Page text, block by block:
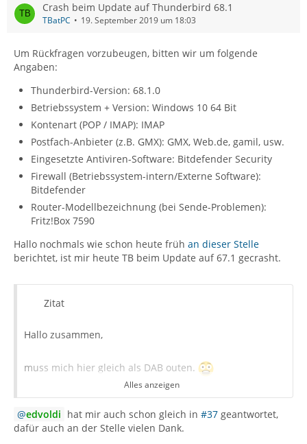
Crash beim Update auf Thunderbird 68.1
TBatPC 19. September 2019 um 18:03
Um Rückfragen vorzubeugen, bitten wir um folgende
Angaben:
Thunderbird-Version: 68.1.0
Betriebssystem + Version: Windows 10 64 Bit
Kontenart (POP / IMAP): IMAP
Postfach-Anbieter (z.B. GMX): GMX, Web.de, gamil, usw.
Eingesetzte Antiviren-Software: Bitdefender Security
Firewall (Betriebssystem-intern/Externe Software):
Bitdefender
Router-Modellbezeichnung (bei Sende-Problemen):
Fritz!Box 7590
Hallo nochmals wie schon heute früh an dieser Stelle
berichtet, ist mir heute TB beim Update auf 67.1 gecrasht.
Zitat
Hallo zusammen,
muss mich hier gleich als DAB outen.
Update angeboten wurde habe ich dies gleich installiert.
Alles anzeigen
edvoldi hat mir auch schon gleich in #37 geantwortet,
dafür auch an der Stelle vielen Dank.